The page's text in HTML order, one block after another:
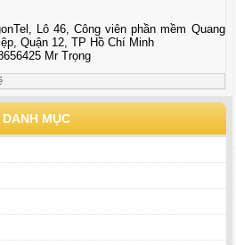
Lô 46, Công viên phần mềm Quang
Quận 12, TP Hồ Chí Minh
Mr Trọng
DANH MỤC